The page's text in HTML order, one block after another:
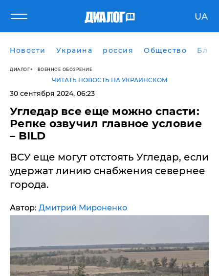
UA
Новости Украина россия Общество
ДИАЛОГ ВОЕННОЕ ОБОЗРЕНИЕ
ЧИТАТЬ НОВОСТЬ НА УКРАИНСКОМ
30 сентября 2024, 06:23
​Угледар все еще можно спасти:
Репке озвучил главное условие
– BILD
ВСУ еще могут отстоять Угледар, если
удержат линию снабжения севернее
города.
Автор: Дмитрий Мироненко